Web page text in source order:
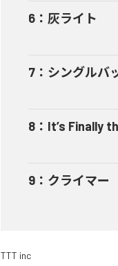
6 ： 灰ライト
7 ： シングルバ
8 ： It’s Finally
9 ： クライマー
TTT inc